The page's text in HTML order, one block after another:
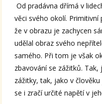
Od pradávna dřímá v
věci svého okolí.
že v obrazu je zachycen
udělal obraz svého
samého. Při tom je však
zbavování se zážitků.
zážitky, tak, jako v
se i zračí určité napětí v